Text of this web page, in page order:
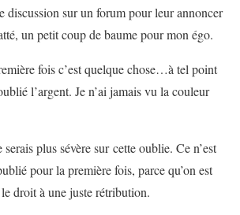
discussion sur un forum pour leur annoncer
un petit coup de baume pour mon égo.
fois c’est quelque chose…à tel point
l’argent. Je n’ai jamais vu la couleur
plus sévère sur cette oublie. Ce n’est
pour la première fois, parce qu’on est
le droit à une juste rétribution.